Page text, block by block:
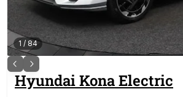
1 / 84
HyundaiKona Electric